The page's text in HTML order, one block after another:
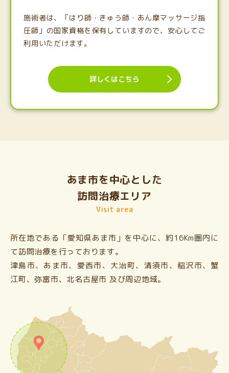
施術者は、「はり師・きゅう師・あん摩マッサージ指
圧師」の国家資格を保有していますので、安心してご
利用いただけます。
詳しくはこちら
あま市を中心とした
訪問治療エリア
Visit area
所在地である「愛知県あま市」を中心に、約16Km圏内に
て訪問治療を行っております。
津島市、あま市、愛西市、大治町、清須市、稲沢市、蟹
江町、弥富市、北名古屋市 及び周辺地域。